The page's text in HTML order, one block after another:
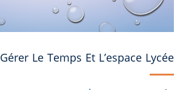
Gérer Le Temps Et L’espace Lycée